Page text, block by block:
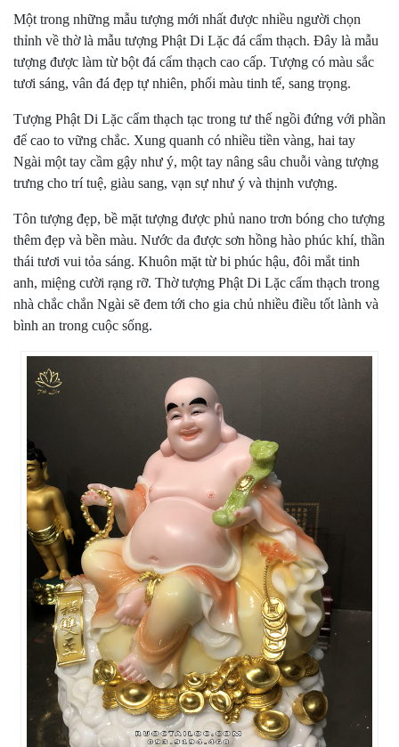
Một trong những mẫu tượng mới nhất được nhiều người chọn
thỉnh về thờ là mẫu tượng Phật Di Lặc đá cẩm thạch. Đây là mẫu
tượng được làm từ bột đá cẩm thạch cao cấp. Tượng có màu sắc
tươi sáng, vân đá đẹp tự nhiên, phối màu tinh tế, sang trọng.
Tượng Phật Di Lặc cẩm thạch tạc trong tư thế ngồi đứng với phần
đế cao to vững chắc. Xung quanh có nhiều tiền vàng, hai tay
Ngài một tay cầm gậy như ý, một tay nâng sâu chuỗi vàng tượng
trưng cho trí tuệ, giàu sang, vạn sự như ý và thịnh vượng.
Tôn tượng đẹp, bề mặt tượng được phủ nano trơn bóng cho tượng
thêm đẹp và bền màu. Nước da được sơn hồng hào phúc khí, thần
thái tươi vui tỏa sáng. Khuôn mặt từ bi phúc hậu, đôi mắt tinh
anh, miệng cười rạng rỡ. Thờ tượng Phật Di Lặc cẩm thạch trong
nhà chắc chắn Ngài sẽ đem tới cho gia chủ nhiều điều tốt lành và
bình an trong cuộc sống.